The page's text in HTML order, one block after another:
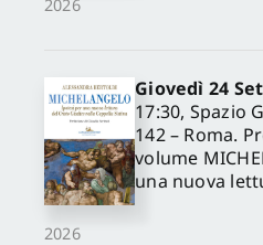
2026
2026
Giovedì 24
17:30, Spazio
142 – Roma.
volume
una nuova